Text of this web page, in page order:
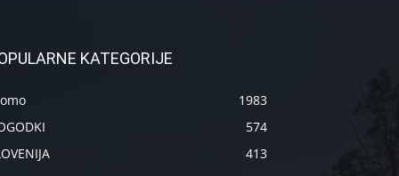
KATEGORIJE
1983
574
413